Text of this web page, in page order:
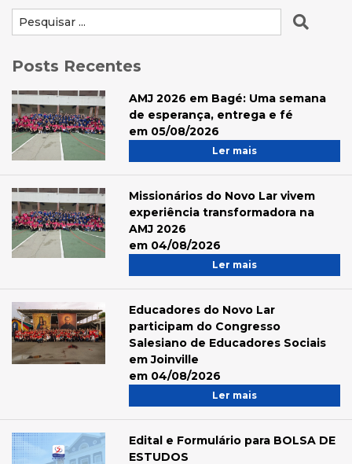
Posts Recentes
AMJ 2026 em Bagé: Uma semana
de esperança, entrega e fé
em 05/08/2026
Ler mais
Missionários do Novo Lar vivem
experiência transformadora na
AMJ 2026
em 04/08/2026
Ler mais
Educadores do Novo Lar
participam do Congresso
Salesiano de Educadores Sociais
em Joinville
em 04/08/2026
Ler mais
Edital e Formulário para BOLSA DE
ESTUDOS